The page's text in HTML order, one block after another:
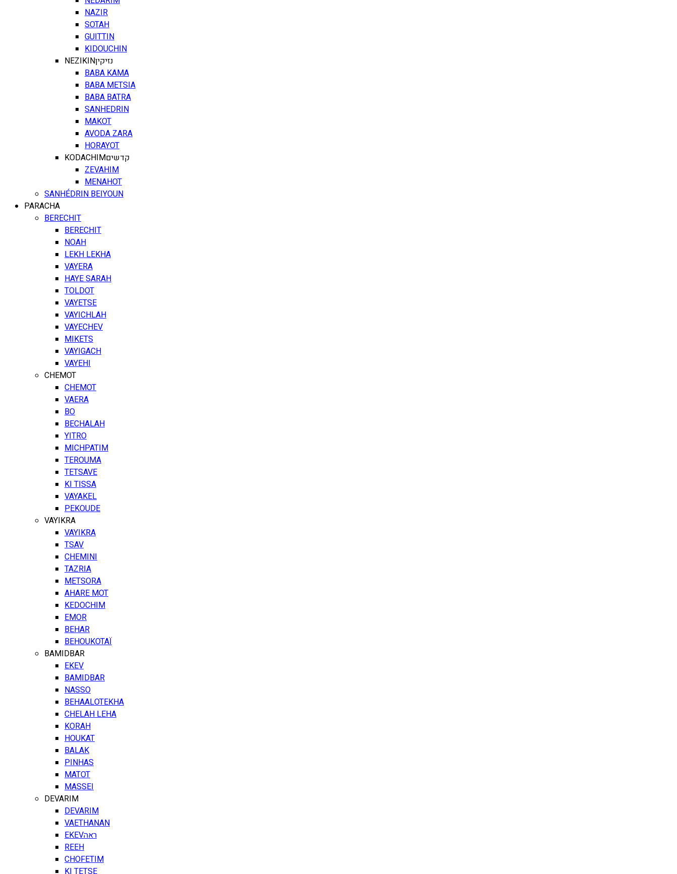
NAZIR
SOTAH
GUITTIN
KIDOUCHIN
NEZIKINנזיקין
BABA KAMA
BABA METSIA
BABA BATRA
SANHEDRIN
MAKOT
AVODA ZARA
HORAYOT
KODACHIMקדשים
ZEVAHIM
MENAHOT
SANHÉDRIN BEIYOUN
PARACHA
BERECHIT
BERECHIT
NOAH
LEKH LEKHA
VAYERA
HAYE SARAH
TOLDOT
VAYETSE
VAYICHLAH
VAYECHEV
MIKETS
VAYIGACH
VAYEHI
CHEMOT
CHEMOT
VAERA
BO
BECHALAH
YITRO
MICHPATIM
TEROUMA
TETSAVE
KI TISSA
VAYAKEL
PEKOUDE
VAYIKRA
VAYIKRA
TSAV
CHEMINI
TAZRIA
METSORA
AHARE MOT
KEDOCHIM
EMOR
BEHAR
BEHOUKOTAÏ
BAMIDBAR
EKEV
BAMIDBAR
NASSO
BEHAALOTEKHA
CHELAH LEHA
KORAH
HOUKAT
BALAK
PINHAS
MATOT
MASSEI
DEVARIM
DEVARIM
VAETHANAN
EKEVראה
REEH
CHOFETIM